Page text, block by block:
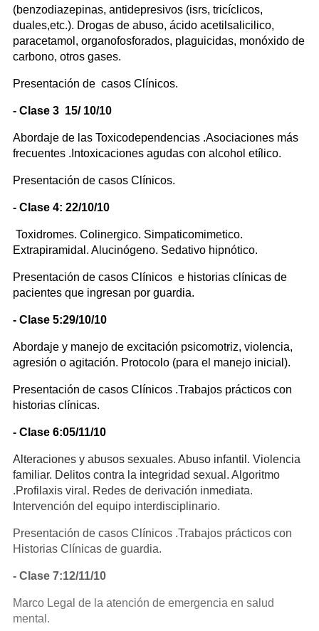
(benzodiazepinas, antidepresivos (isrs, tricíclicos,
duales,etc.). Drogas de abuso, ácido acetilsalicilico,
paracetamol, organofosforados, plaguicidas, monóxido de
carbono, otros gases.
Presentación de casos Clínicos.
- Clase 3 15/ 10/10
Abordaje de las Toxicodependencias .Asociaciones más
frecuentes .Intoxicaciones agudas con alcohol etílico.
Presentación de casos Clínicos.
- Clase 4: 22/10/10
Toxidromes. Colinergico. Simpaticomimetico.
Extrapiramidal. Alucinógeno. Sedativo hipnótico.
Presentación de casos Clínicos e historias clínicas de
pacientes que ingresan por guardia.
- Clase 5:29/10/10
Abordaje y manejo de excitación psicomotriz, violencia,
agresión o agitación. Protocolo (para el manejo inicial).
Presentación de casos Clínicos .Trabajos prácticos con
historias clínicas.
- Clase 6:05/11/10
Alteraciones y abusos sexuales. Abuso infantil. Violencia
familiar. Delitos contra la integridad sexual. Algoritmo
.Profilaxis viral. Redes de derivación inmediata.
Intervención del equipo interdisciplinario.
Presentación de casos Clínicos .Trabajos prácticos con
Historias Clínicas de guardia.
- Clase 7:12/11/10
Marco Legal de la atención de emergencia en salud
mental.